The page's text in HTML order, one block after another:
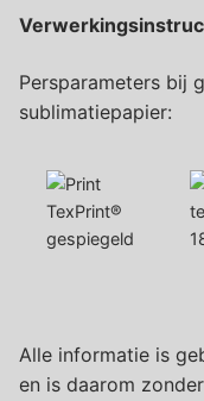
Persparameters bij
sublimatiepapier:
gespiegeld
Alle informatie is
en is daarom